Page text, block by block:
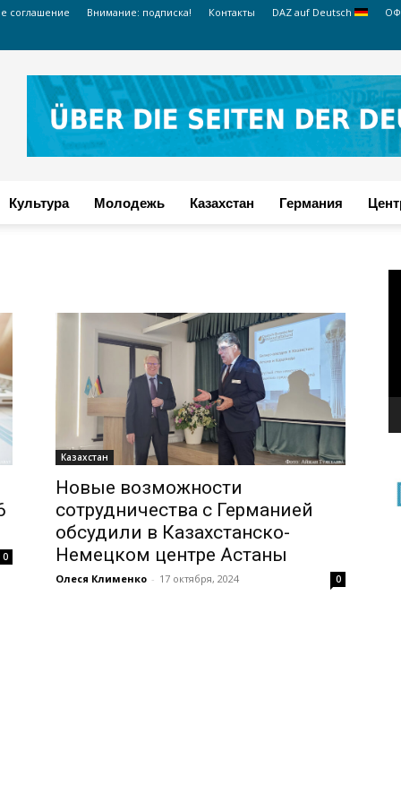
соглашение Внимание: подписка! Контакты DAZ auf Deutsch ОФ
Культура Молодежь Казахстан Германия
0
Казахстан
Новые возможности
сотрудничества с Германией
обсудили в Казахстанско-
Немецком центре Астаны
Олеся Клименко - 17 октября, 2024 0